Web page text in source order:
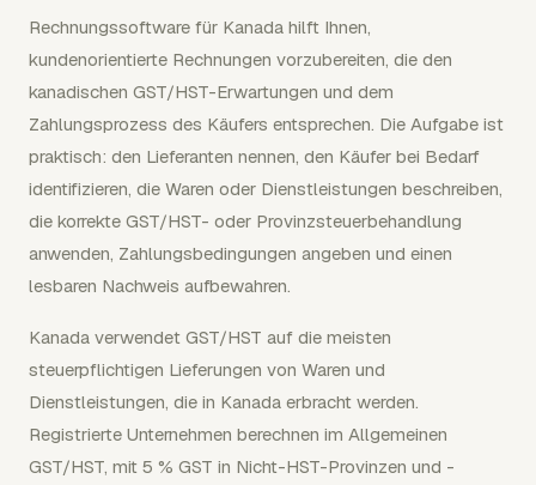
Rechnungssoftware für Kanada hilft Ihnen,
kundenorientierte Rechnungen vorzubereiten, die den
kanadischen GST/HST-Erwartungen und dem
Zahlungsprozess des Käufers entsprechen. Die Aufgabe ist
praktisch: den Lieferanten nennen, den Käufer bei Bedarf
identifizieren, die Waren oder Dienstleistungen beschreiben,
die korrekte GST/HST- oder Provinzsteuerbehandlung
anwenden, Zahlungsbedingungen angeben und einen
lesbaren Nachweis aufbewahren.
Kanada verwendet GST/HST auf die meisten
steuerpflichtigen Lieferungen von Waren und
Dienstleistungen, die in Kanada erbracht werden.
Registrierte Unternehmen berechnen im Allgemeinen
GST/HST, mit 5 % GST in Nicht-HST-Provinzen und -